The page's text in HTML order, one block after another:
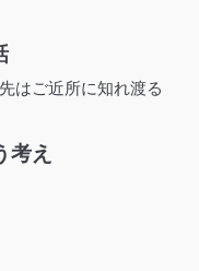
はご近所に知れ渡る
考え